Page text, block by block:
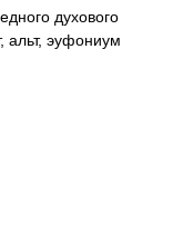
духового
альт, эуфониум